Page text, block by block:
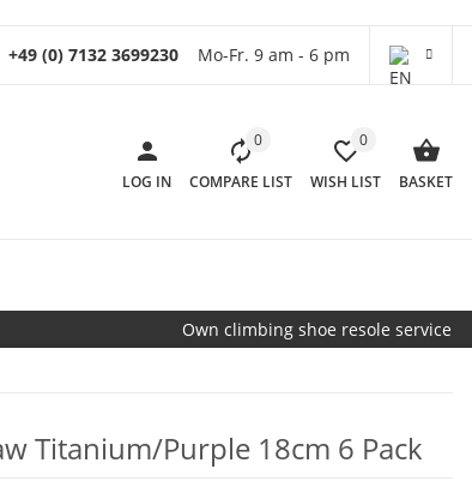
+49 (0) 7132 3699230 Mo-Fr. 9 am - 6 pm
LOG IN
0
COMPARE LIST
0
WISH LIST BASKET
Own climbing shoe resole service
Titanium/Purple 18cm 6 Pack